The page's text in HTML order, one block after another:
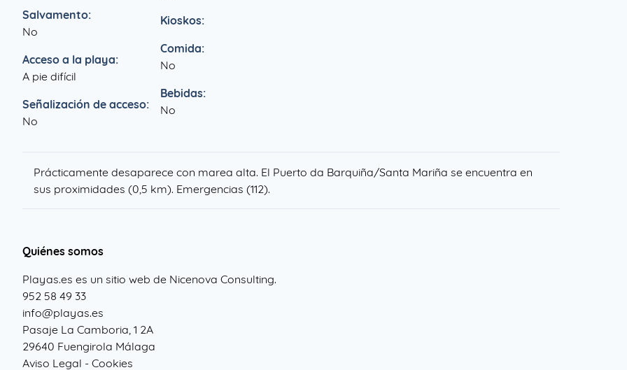
Salvamento:
No
Acceso a la playa:
A pie difícil
Señalización de acceso:
No
Kioskos:
Comida:
No
Bebidas:
No
Prácticamente desaparece con marea alta. El Puerto da Barquiña/Santa Mariña se encuentra en
sus proximidades (0,5 km). Emergencias (112).
Quiénes somos
Playas.es es un sitio web de Nicenova Consulting.
952 58 49 33
info@playas.es
Pasaje La Camboria, 1 2A
29640 Fuengirola Málaga
Aviso Legal - Cookies